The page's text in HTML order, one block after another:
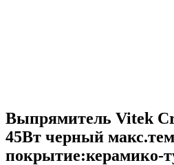
Выпрямитель Vitek
45Вт черный
покрытие:керамико-